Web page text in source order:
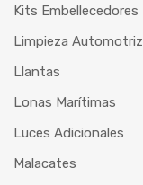
Kits Embellecedores
Limpieza Automotriz
Llantas
Lonas Marítimas
Luces Adicionales
Malacates